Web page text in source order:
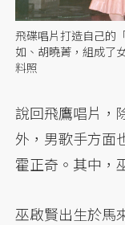
飛碟唱片打造自己的
如、胡曉菁，組成了
料照
說回飛鷹唱片，
外，男歌手方面
霍正奇。其中，
巫啟賢出生於馬